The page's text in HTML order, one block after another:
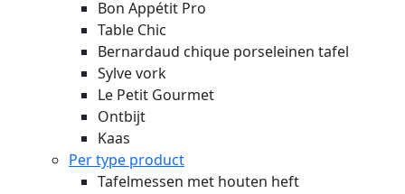
Bon Appétit Pro
Table Chic
Bernardaud chique porseleinen tafel
Sylve vork
Le Petit Gourmet
Ontbijt
Kaas
Per type product
Tafelmessen met houten heft